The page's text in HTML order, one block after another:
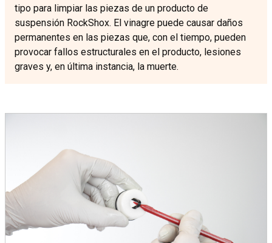
tipo para limpiar las piezas de un producto de
suspensión RockShox. El vinagre puede causar daños
permanentes en las piezas que, con el tiempo, pueden
provocar fallos estructurales en el producto, lesiones
graves y, en última instancia, la muerte.